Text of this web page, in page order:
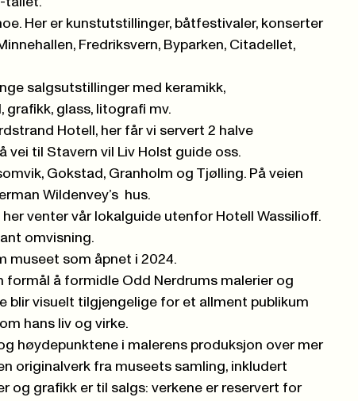
Her er kunstutstillinger, båtfestivaler, konserter
Fredriksvern, Byparken, Citadellet,
salgsutstillinger med keramikk,
grafikk, glass, litografi mv.
Hotell, her får vi servert 2 halve
vei til Stavern vil Liv Holst guide oss.
Gokstad, Granholm og Tjølling. På veien
Wildenvey’s hus.
venter vår lokalguide utenfor Hotell Wassilioff.
omvisning.
museet som åpnet i 2024.
formål å formidle Odd Nerdrums malerier og
blir visuelt tilgjengelige for et allment publikum
hans liv og virke.
høydepunktene i malerens produksjon over mer
originalverk fra museets samling, inkludert
og grafikk er til salgs: verkene er reservert for